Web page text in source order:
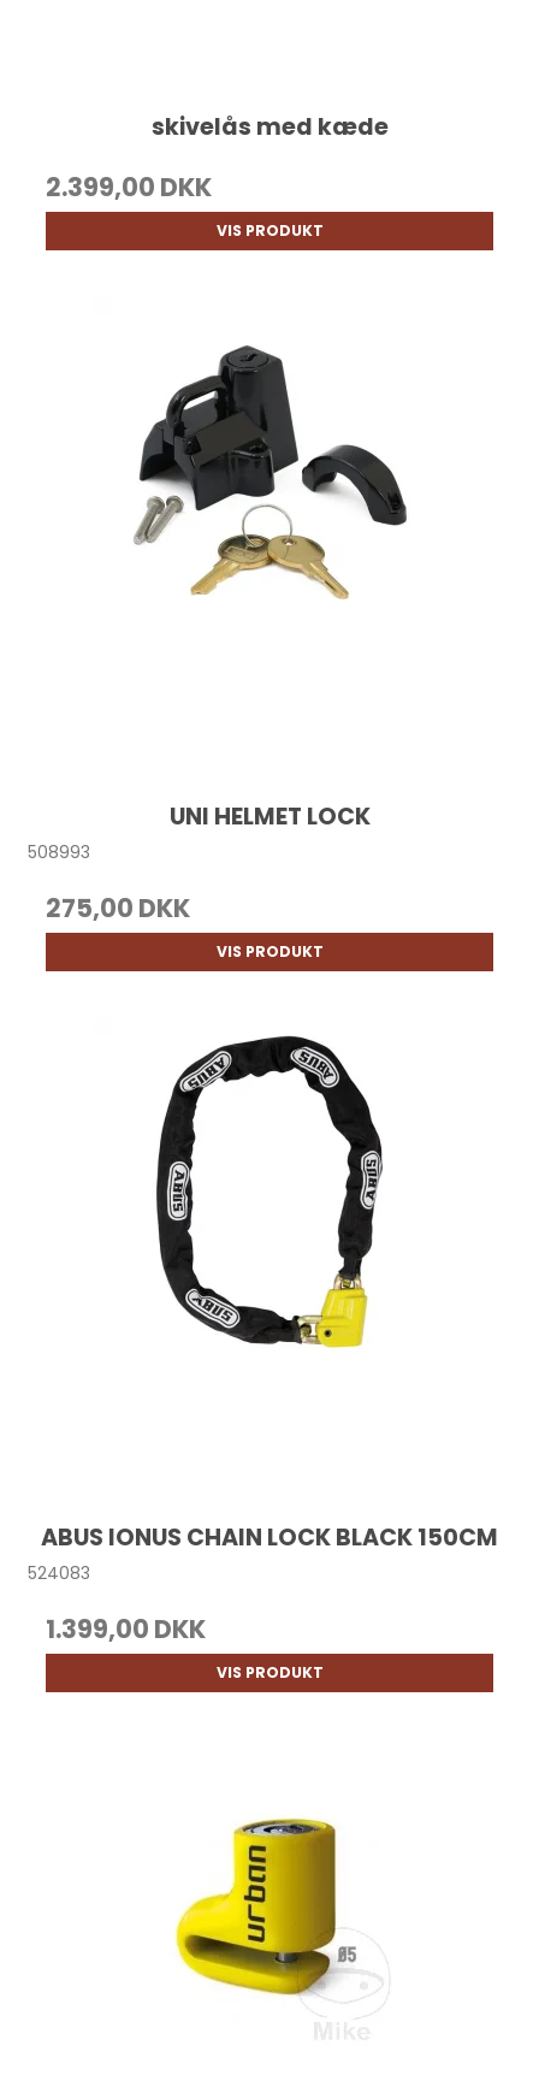
skivelås med kæde
2.399,00 DKK
VIS PRODUKT
UNI HELMET LOCK
508993
275,00 DKK
VIS PRODUKT
ABUS IONUS CHAIN LOCK BLACK 150CM
524083
1.399,00 DKK
VIS PRODUKT